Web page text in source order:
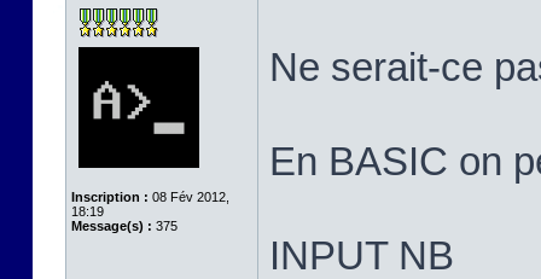
Inscription : 08 Fév 2012,
18:19
Message(s) : 375
Ne serait-ce
En BASIC on
INPUT NB